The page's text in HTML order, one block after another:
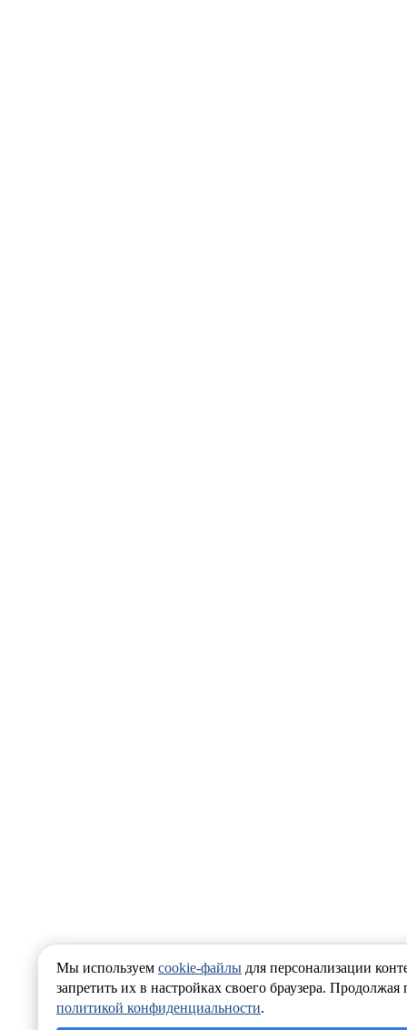
Мы используем cookie-файлы для персонализации
запретить их в настройках своего браузера. Продолжая
политикой конфиденциальности.